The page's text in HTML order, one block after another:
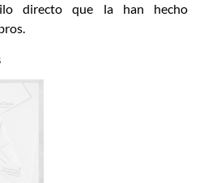
directo que la han hecho